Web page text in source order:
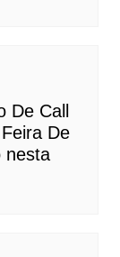
De Call
De
nesta